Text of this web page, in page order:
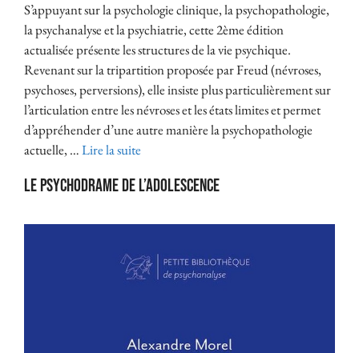
S’appuyant sur la psychologie clinique, la psychopathologie,
la psychanalyse et la psychiatrie, cette 2ème édition
actualisée présente les structures de la vie psychique.
Revenant sur la tripartition proposée par Freud (névroses,
psychoses, perversions), elle insiste plus particulièrement sur
l’articulation entre les névroses et les états limites et permet
d’appréhender d’une autre manière la psychopathologie
actuelle, …Lire la suite
Le psychodrame de l’adolescence